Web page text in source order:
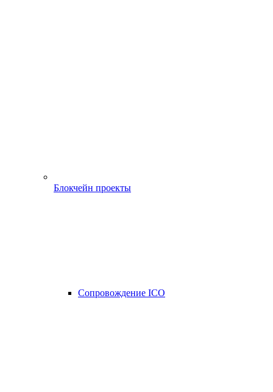
Блокчейн проекты
Сопровождение ICO